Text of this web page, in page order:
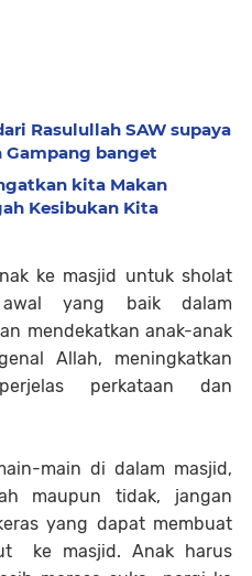
Rasulullah SAW supaya
Gampang banget
kita Makan
Kesibukan Kita
ke masjid untuk sholat
awal yang baik dalam
mendekatkan anak-anak
Allah, meningkatkan
perkataan dan
main di dalam masjid,
maupun tidak, jangan
yang dapat membuat
ke masjid. Anak harus